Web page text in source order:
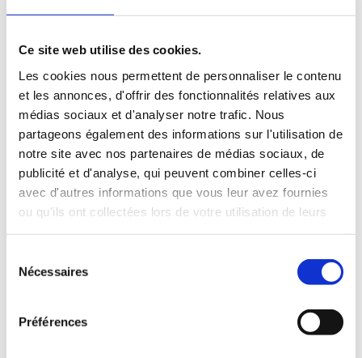
Ce site web utilise des cookies.
Les cookies nous permettent de personnaliser le contenu
et les annonces, d'offrir des fonctionnalités relatives aux
médias sociaux et d'analyser notre trafic. Nous
partageons également des informations sur l'utilisation de
notre site avec nos partenaires de médias sociaux, de
publicité et d'analyse, qui peuvent combiner celles-ci
avec d'autres informations que vous leur avez fournies
ou qu'ils ont collectées lors de votre utilisation de leurs
Nécessaires
Préférences
« Pour un élevage fort en France, il faut de l’élevage